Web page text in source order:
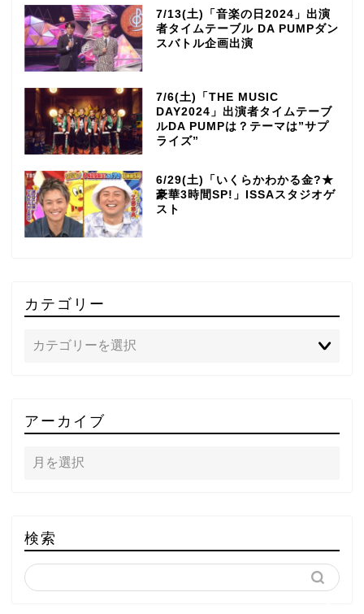
7/13(土)「音楽の日2024」出演
者タイムテーブル DA PUMPダン
スバトル企画出演
7/6(土)「THE MUSIC
DAY2024」出演者タイムテーブ
ルDA PUMPは？テーマは”サプ
ライズ”
6/29(土)「いくらかわかる金?★
豪華3時間SP!」ISSAスタジオゲ
スト
カテゴリー
アーカイブ
検索
～DA PUMP YORIの晴れ
ばれラジオ～